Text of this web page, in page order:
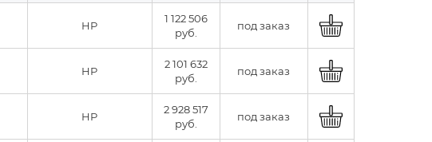
HP
1 122 506
руб.
под заказ
HP
2 101 632
руб.
под заказ
HP
2 928 517
руб.
под заказ